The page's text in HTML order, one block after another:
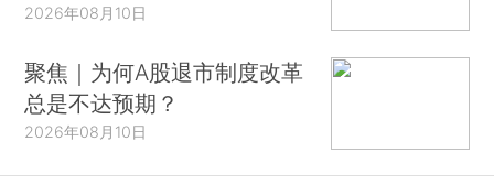
2026年08月10日
聚焦｜为何A股退市制度改革
总是不达预期？
2026年08月10日